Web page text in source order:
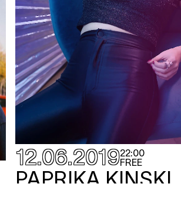
12.06.201922:00
FREE
PAPRIKA KINSKI